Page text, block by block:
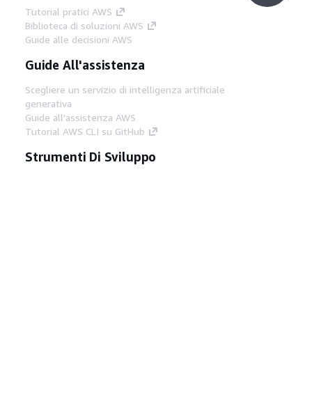
Tutorial pratici AWS
Biblioteca di soluzioni AWS
Guide alle decisioni AWS
Guide All'assistenza
Scegliere un servizio di intelligenza artificiale
generativa
Guide all'assistenza AWS
Tutorial AWS CLI su GitHub
Strumenti Di Sviluppo